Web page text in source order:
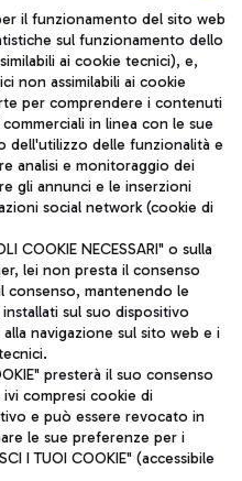
soggetta a direzione e
di Roma 13032990155 P.
vers.
1 - 00054 Fiumicino (RM)
il funzionamento del sito web
sul funzionamento dello
ai cookie tecnici), e,
non assimilabili ai cookie
per comprendere i contenuti
in linea con le sue
dell'utilizzo delle funzionalità e
analisi e monitoraggio dei
gli annunci e le inserzioni
social network (cookie di
COOKIE NECESSARI" o sulla
lei non presta il consenso
consenso, mantenendo le
sul suo dispositivo
navigazione sul sito web e i
presterà il suo consenso
compresi cookie di
e può essere revocato in
le sue preferenze per i
I TUOI COOKIE" (accessibile